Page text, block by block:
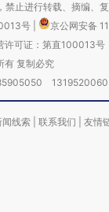
止进行转载、摘编、
号
京公网安备
许可证：第直100013号
有 复制必究
闻线索 联系我们 友情